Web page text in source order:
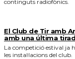
continguts radiofònics.
El Club de Tir amb
amb una última
La competició estival ja
les instal·lacions del club.